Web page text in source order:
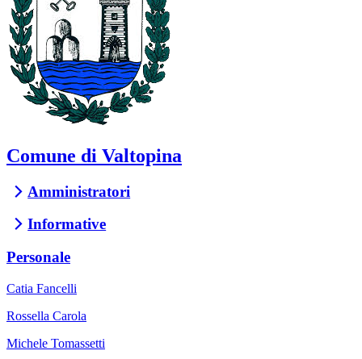
Comune di Valtopina
Amministratori
Informative
Personale
Catia Fancelli
Rossella Carola
Michele Tomassetti